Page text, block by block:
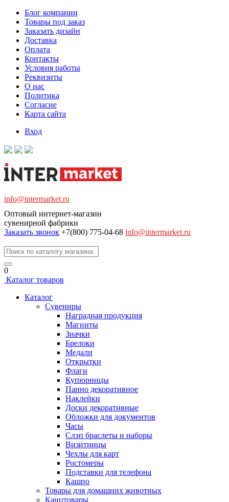
Блог компании
Товары под заказ
Заказать дизайн
Доставка
Оплата
Контакты
Условия работы
Реквизиты
О нас
Политика
Согласие
Карта сайта
Вход
info@intermarket.ru
Оптовый интернет-магазин
сувенирной фабрики
Заказать звонок +7(800) 775-04-68 info@intermarket.ru
0
Каталог товаров
Каталог
Сувениры
Наградная продукция
Магниты
Значки
Брелоки
Медали
Открытки
Флаги
Купюрницы
Панно декоративное
Наклейки
Доски декоративные
Обложки для документов
Часы
Слэп браслеты и наборы
Визитницы
Чехлы для карт
Ростомеры
Подставки для телефона
Кашпо
Товары для домашних животных
Канцтовары